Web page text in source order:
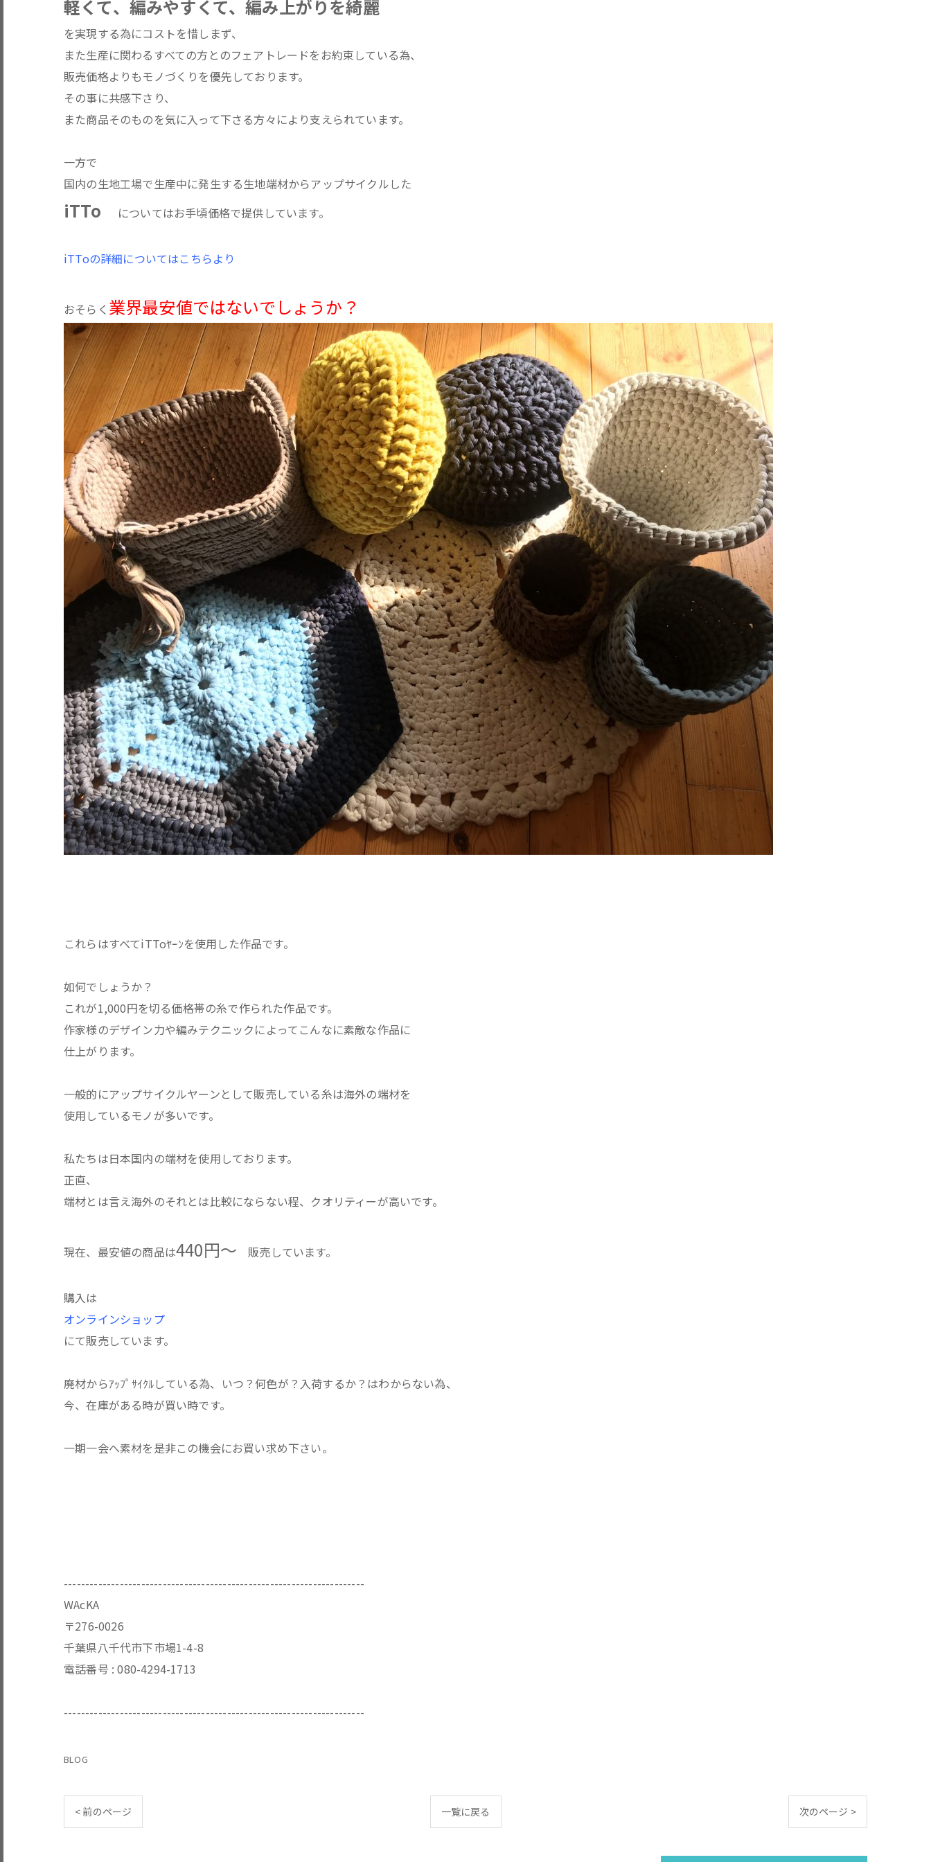
軽くて、編みやすくて、編み上がりを綺麗
を実現する為にコストを惜しまず、
また生産に関わるすべての方とのフェアトレードをお約束している為、
販売価格よりもモノづくりを優先しております。
その事に共感下さり、
また商品そのものを気に入って下さる方々により支えられています。
一方で
国内の生地工場で生産中に発生する生地端材からアップサイクルした
iTTo についてはお手頃価格で提供しています。
iTToの詳細についてはこちらより
おそらく 業界最安値ではないでしょうか？
これらはすべてiTToﾔｰﾝを使用した作品です。
如何でしょうか？
これが1,000円を切る価格帯の糸で作られた作品です。
作家様のデザイン力や編みテクニックによってこんなに素敵な作品に
仕上がります。
一般的にアップサイクルヤーンとして販売している糸は海外の端材を
使用しているモノが多いです。
私たちは日本国内の端材を使用しております。
正直、
端材とは言え海外のそれとは比較にならない程、クオリティーが高いです。
現在、最安値の商品は440円～ 販売しています。
購入は
オンラインショップ
にて販売しています。
廃材からｱｯﾌﾟｻｲｸﾙしている為、いつ？何色が？入荷するか？はわからない為、
今、在庫がある時が買い時です。
一期一会へ素材を是非この機会にお買い求め下さい。
----------------------------------------------------------------------
WAcKA
〒276-0026
千葉県八千代市下市場1-4-8
電話番号 :080-4294-1713
----------------------------------------------------------------------
BLOG
< 前のページ 一覧に戻る 次のページ >